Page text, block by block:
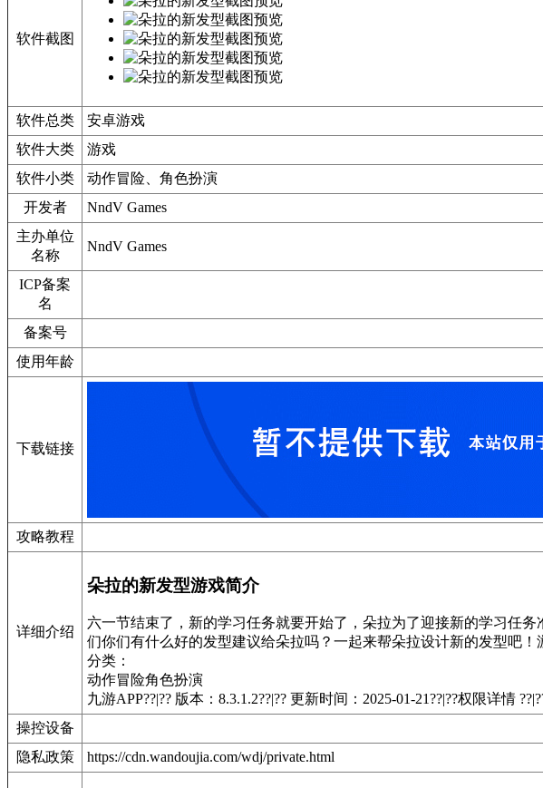
软件截图
软件总类
安卓游戏
软件大类
游戏
软件小类
动作冒险、角色扮演
开发者
NndV Games
主办单位
名称
NndV Games
ICP备案
名
备案号
使用年龄
下载链接
攻略教程
详细介绍
朵拉的新发型游戏简介
六一节结束了，新的学习任务就要开始了，朵拉为了迎接新的学习任
们你们有什么好的发型建议给朵拉吗？一起来帮朵拉设计新的发型吧
分类：
动作冒险角色扮演
九游APP??|?? 版本：8.3.1.2??|?? 更新时间：2025-01-21??|??权限详情
操控设备
隐私政策
https://cdn.wandoujia.com/wdj/private.html